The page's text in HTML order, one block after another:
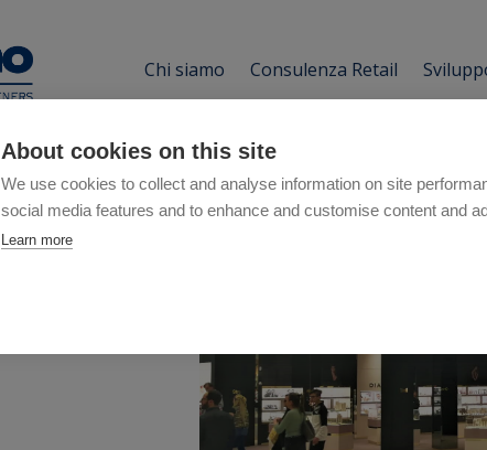
About cookies on this site
We use cookies to collect and analyse information on site
social media features and to enhance and customise content and
Learn more
Chi siamo Consulenza Retail